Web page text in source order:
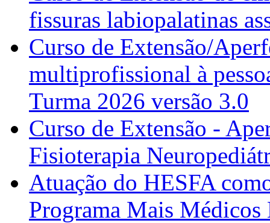
fissuras labiopalatinas
Curso de Extensão/
multiprofissional à
Turma 2026 versão 3.0
Curso de Extensão -
Fisioterapia
Atuação do HESFA
Programa Mais